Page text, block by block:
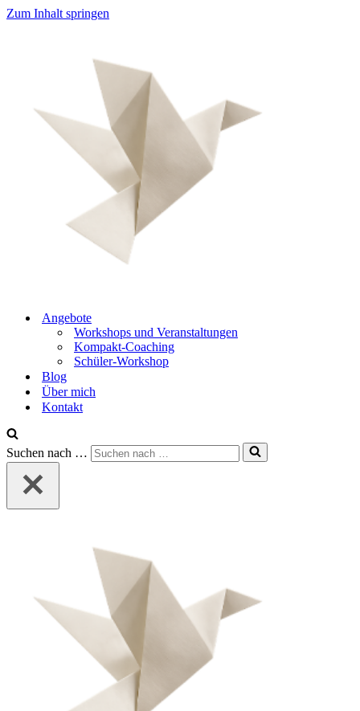
Zum Inhalt springen
Angebote
Workshops und Veranstaltungen
Kompakt-Coaching
Schüler-Workshop
Blog
Über mich
Kontakt
Suchen nach …